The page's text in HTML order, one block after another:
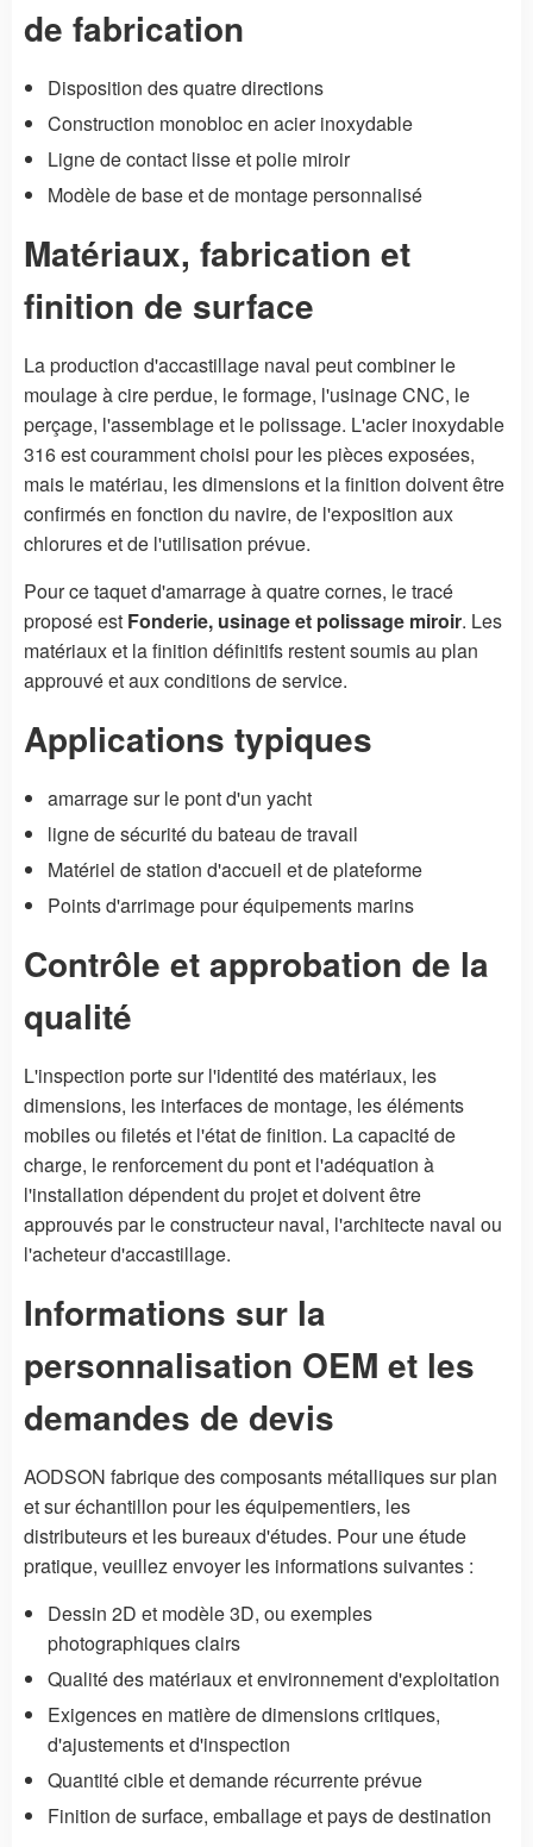
de fabrication
Disposition des quatre directions
Construction monobloc en acier inoxydable
Ligne de contact lisse et polie miroir
Modèle de base et de montage personnalisé
Matériaux, fabrication et
finition de surface
La production d'accastillage naval peut combiner le
moulage à cire perdue, le formage, l'usinage CNC, le
perçage, l'assemblage et le polissage. L'acier inoxydable
316 est couramment choisi pour les pièces exposées,
mais le matériau, les dimensions et la finition doivent être
confirmés en fonction du navire, de l'exposition aux
chlorures et de l'utilisation prévue.
Pour ce taquet d'amarrage à quatre cornes, le tracé
proposé est Fonderie, usinage et polissage miroir. Les
matériaux et la finition définitifs restent soumis au plan
approuvé et aux conditions de service.
Applications typiques
amarrage sur le pont d'un yacht
ligne de sécurité du bateau de travail
Matériel de station d'accueil et de plateforme
Points d'arrimage pour équipements marins
Contrôle et approbation de la
qualité
L'inspection porte sur l'identité des matériaux, les
dimensions, les interfaces de montage, les éléments
mobiles ou filetés et l'état de finition. La capacité de
charge, le renforcement du pont et l'adéquation à
l'installation dépendent du projet et doivent être
approuvés par le constructeur naval, l'architecte naval ou
l'acheteur d'accastillage.
Informations sur la
personnalisation OEM et les
demandes de devis
AODSON fabrique des composants métalliques sur plan
et sur échantillon pour les équipementiers, les
distributeurs et les bureaux d'études. Pour une étude
pratique, veuillez envoyer les informations suivantes :
Dessin 2D et modèle 3D, ou exemples
photographiques clairs
Qualité des matériaux et environnement d'exploitation
Exigences en matière de dimensions critiques,
d'ajustements et d'inspection
Quantité cible et demande récurrente prévue
Finition de surface, emballage et pays de destination